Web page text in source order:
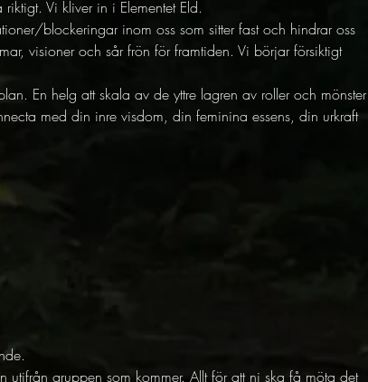
Vi kliver in i Elementet Eld.
blockeringar inom oss som sitter fast och hindrar oss
visioner och sår frön för framtiden. Vi börjar försiktigt
En helg att skala av de yttre lagren av roller och mönster
med din inre visdom, din feminina essens, din urkraft
gruppen som kommer. Allt för att ni ska få möta det